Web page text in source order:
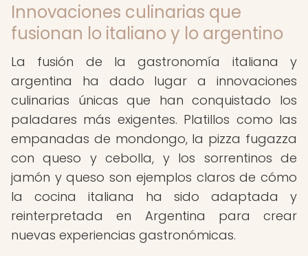
Innovaciones culinarias que
fusionan lo italiano y lo argentino
La fusión de la gastronomía italiana y
argentina ha dado lugar a innovaciones
culinarias únicas que han conquistado los
paladares más exigentes. Platillos como las
empanadas de mondongo, la pizza fugazza
con queso y cebolla, y los sorrentinos de
jamón y queso son ejemplos claros de cómo
la cocina italiana ha sido adaptada y
reinterpretada en Argentina para crear
nuevas experiencias gastronómicas.